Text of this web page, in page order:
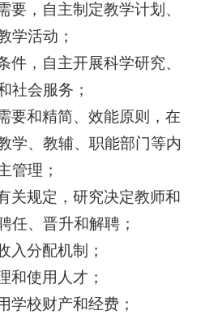
要，自主制定教学计划、
学活动；
件，自主开展科学研究、
社会服务；
要和精简、效能原则，在
学、教辅、职能部门等内
管理；
关规定，研究决定教师和
任、晋升和解聘；
入分配机制；
和使用人才；
学校财产和经费；